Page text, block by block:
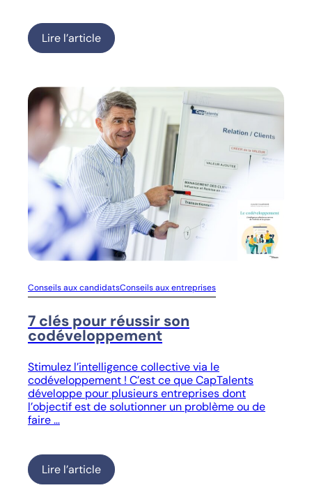
Lire l’article
Conseils aux candidatsConseils aux entreprises
7 clés pour réussir son
codéveloppement
Stimulez l’intelligence collective via le
codéveloppement ! C’est ce que CapTalents
développe pour plusieurs entreprises dont
l’objectif est de solutionner un problème ou de
faire …
Lire l’article